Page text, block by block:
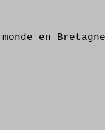
en Bretagne